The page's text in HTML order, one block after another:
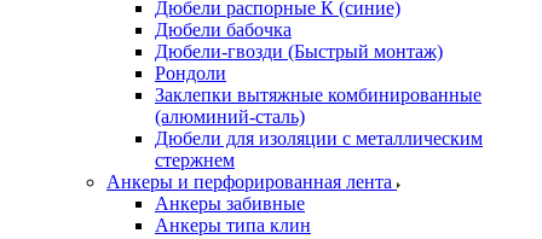
Дюбели распорные К (синие)
Дюбели бабочка
Дюбели-гвозди (Быстрый монтаж)
Рондоли
Заклепки вытяжные комбинированные
(алюминий-сталь)
Дюбели для изоляции с металлическим
стержнем
Анкеры и перфорированная лента
Анкеры забивные
Анкеры типа клин